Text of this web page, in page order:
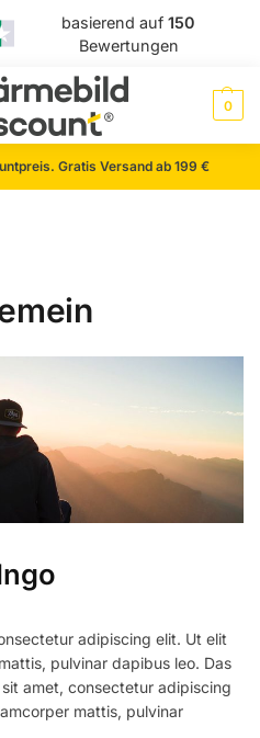
basierend auf150
Bewertungen
0
Gratis Versand ab 199 €
adipiscing elit. Ut elit
pulvinar dapibus leo. Das
amet, consectetur adipiscing
mattis, pulvinar